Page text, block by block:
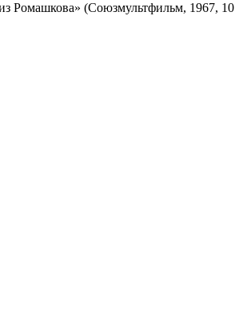
Ромашкова» (Союзмультфильм, 1967, 10